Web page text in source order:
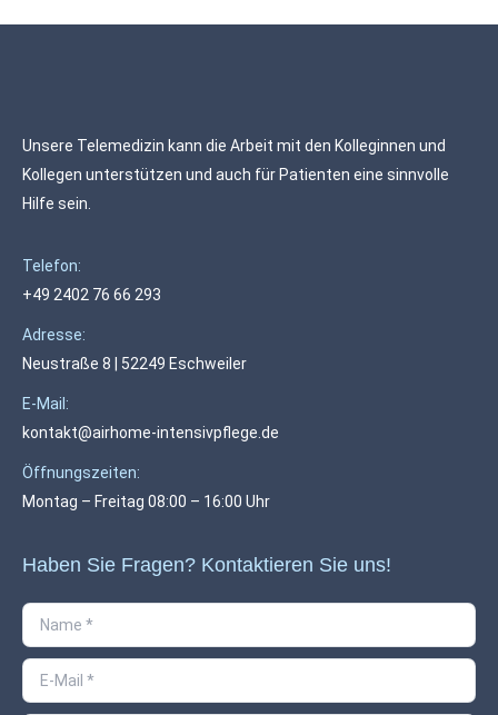
Unsere Telemedizin kann die Arbeit mit den Kolleginnen und
Kollegen unterstützen und auch für Patienten eine sinnvolle
Hilfe sein.
Telefon:
+49 2402 76 66 293
Adresse:
Neustraße 8 | 52249 Eschweiler
E-Mail:
kontakt@airhome-intensivpflege.de
Öffnungszeiten:
Montag – Freitag 08:00 – 16:00 Uhr
Haben Sie Fragen? Kontaktieren Sie uns!
Name *
E-Mail *